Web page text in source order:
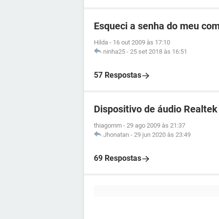
Esqueci a senha do meu
Hilda - 16 out 2009 às 17:10
ninha25 - 25 set 2018 às 16:51
57 Respostas
Dispositivo de áudio Realtek
thiagomm - 29 ago 2009 às 21:37
Jhonatan - 29 jun 2020 às 23:49
69 Respostas